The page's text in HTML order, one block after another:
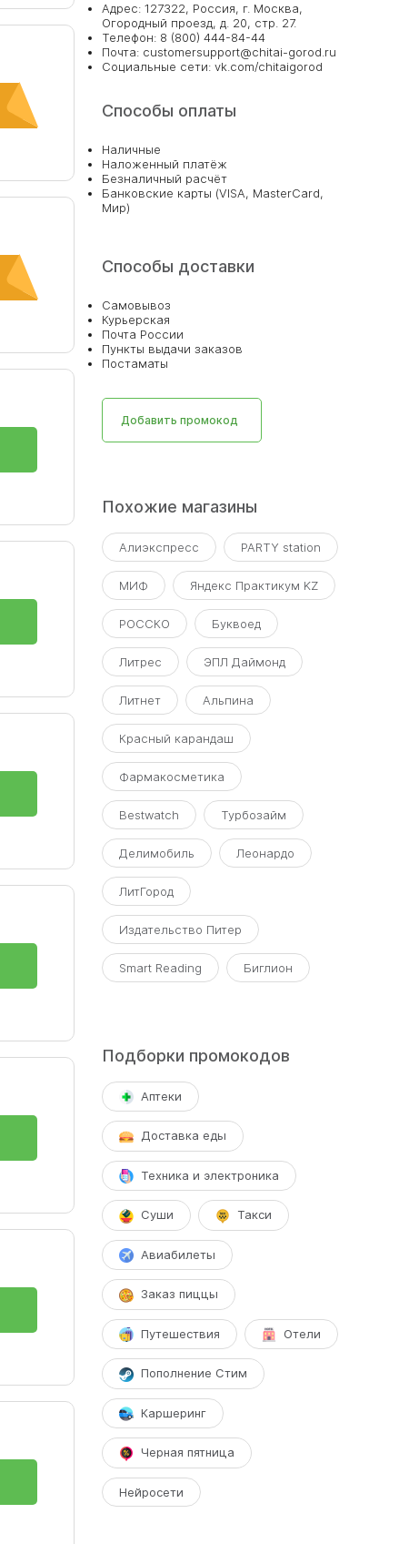
Адрес: 127322, Россия, г. Москва,
Огородный проезд, д. 20, стр. 27.
Телефон: 8 (800) 444-84-44
Почта: customersupport@chitai-gorod.ru
Социальные сети: vk.com/chitaigorod
Способы оплаты
Наличные
Наложенный платёж
Безналичный расчёт
Банковские карты (VISA, MasterCard,
Мир)
Способы доставки
Самовывоз
Курьерская
Почта России
Пункты выдачи заказов
Постаматы
Добавить промокод
Похожие магазины
Алиэкспресс PARTY station
МИФ Яндекс Практикум KZ
РОССКО Буквоед
Литрес ЭПЛ Даймонд
Литнет Альпина
Красный карандаш
Фармакосметика
Bestwatch Турбозайм
Делимобиль Леонардо
ЛитГород
Издательство Питер
Smart Reading Биглион
Подборки промокодов
Аптеки
Доставка еды
Техника и электроника
Суши Такси
Авиабилеты
Заказ пиццы
Путешествия Отели
Пополнение Стим
Каршеринг
Черная пятница
Нейросети